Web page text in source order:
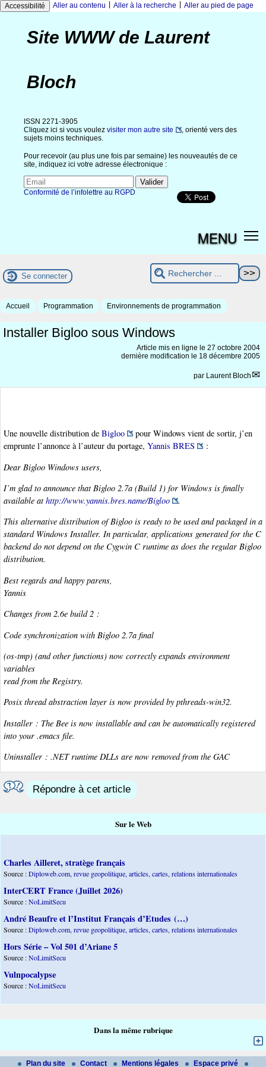
Accessibilité Aller au contenu Aller à la recherche Aller au pied de page
Site WWW de Laurent
Bloch
ISSN 2271-3905
Cliquez ici si vous voulez visiter mon autre site
, orienté vers des
sujets moins techniques.
Pour recevoir (au plus une fois par semaine) les nouveautés de ce
site, indiquez ici votre adresse électronique :
Conformité de l’infolettre au RGPD
MENU
Se connecter
Accueil Programmation Environnements de programmation
Installer Bigloo sous Windows
Article mis en ligne le 27 octobre 2004
dernière modification le 18 décembre 2005
par Laurent Bloch
Une nouvelle distribution de Bigloo
pour Windows vient de sortir, j’en
emprunte l’annonce à l’auteur du portage, Yannis BRES
:
Dear Bigloo Windows users,
I’m glad to announce that Bigloo 2.7a (Build 1) for Windows is finally
available athttp://www.yannis.bres.name/Bigloo
.
This alternative distribution of Bigloo is ready to be used and packaged in a
standard Windows Installer. In particular, applications generated for the C
backend do not depend on the Cygwin C runtime as does the regular Bigloo
distribution.
Best regards and happy parens,
Yannis
Changes from 2.6e build 2 :
Code synchronization with Bigloo 2.7a final
(os-tmp) (and other functions) now correctly expands environment
variables
read from the Registry.
Posix thread abstraction layer is now provided by pthreads-win32.
Installer : The Bee is now installable and can be automatically registered
into your .emacs file.
Uninstaller : .NET runtime DLLs are now removed from the GAC
Répondre à cet article
Sur le Web
Charles Ailleret, stratège français
Source :Diploweb.com, revue geopolitique, articles, cartes, relations internationales
InterCERT France (Juillet 2026)
Source :NoLimitSecu
André Beaufre et l’Institut Français d’Etudes (…)
Source :Diploweb.com, revue geopolitique, articles, cartes, relations internationales
Hors Série – Vol 501 d’Ariane 5
Source :NoLimitSecu
Vulnpocalypse
Source :NoLimitSecu
Dans la même rubrique
Plan du site Contact Mentions légales Espace privé